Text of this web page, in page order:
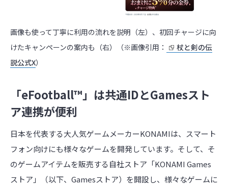
画像も使って丁寧に利用の流れを説明（左）、初回チャージに向
けたキャンペーンの案内も（右）（※画像引用：
杖と剣の伝
説公式X）
「eFootball™」は共通IDとGamesスト
ア連携が便利
日本を代表する大人気ゲームメーカーKONAMIは、スマート
フォン向けにも様々なゲームを開発しています。そして、そ
のゲームアイテムを販売する自社ストア「KONAMI Games
ストア」（以下、Gamesストア）を開設し、様々なゲームに